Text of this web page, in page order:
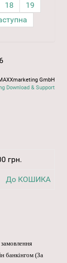
18
19
GmbH
Download & Support
грн.
До КОШИКА
банкінгом (За